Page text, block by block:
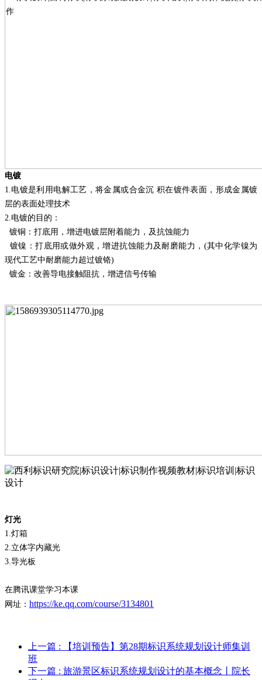
电镀
1. 电镀是利用电解工艺，将金属或合金沉 积在镀件表面，形成金属镀
层的表面处理技术
2. 电镀的目的：
镀铜：打底用，增进电镀层附着能力，及抗蚀能力
镀镍：打底用或做外观，增进抗蚀能力及耐磨能力， (其中化学镍为
现代工艺中耐磨能力超过镀铬)
镀金：改善导电接触阻抗，增进信号传输
灯光
1. 灯箱
2. 立体字内藏光
3. 导光板
在腾讯课堂学习本课
网址： https://ke.qq.com/course/3134801
上一篇 : 【培训预告】第28期标识系统规划设计师集训
班
下一篇 : 旅游景区标识系统规划设计的基本概念丨院长